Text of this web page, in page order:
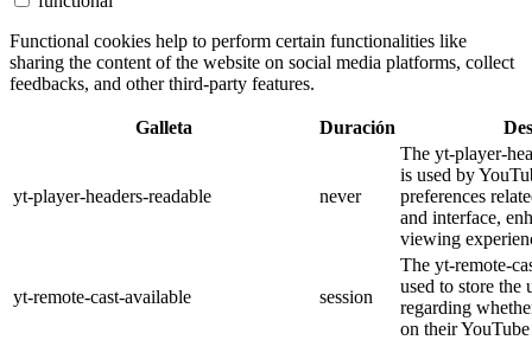
Functional cookies help to perform certain functionalities like
sharing the content of the website on social media platforms, collect
feedbacks, and other third-party features.
Galleta Duración
yt-player-headers-readable never
The yt-player-
is used by
preferences
and interface,
viewing
yt-remote-cast-available session
The yt-remote-
used to store the
regarding
on their